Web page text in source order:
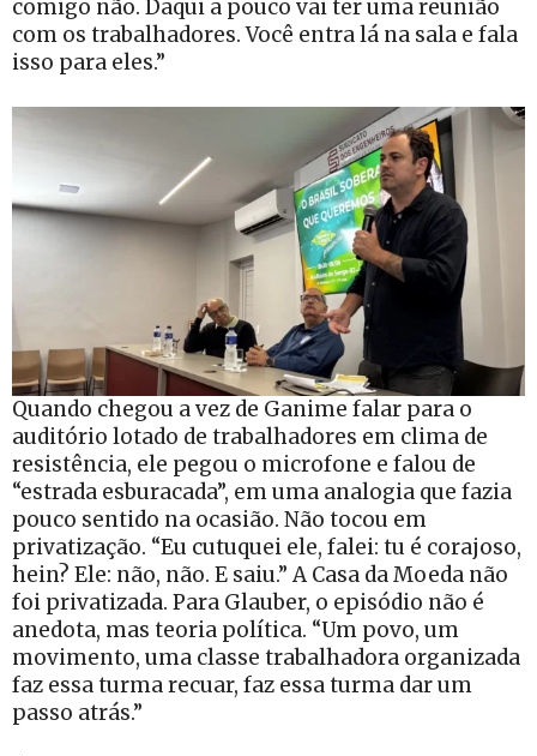
comigo não. Daqui a pouco vai ter uma reunião
com os trabalhadores. Você entra lá na sala e fala
isso para eles.”
Quando chegou a vez de Ganime falar para o
auditório lotado de trabalhadores em clima de
resistência, ele pegou o microfone e falou de
“estrada esburacada”, em uma analogia que fazia
pouco sentido na ocasião. Não tocou em
privatização. “Eu cutuquei ele, falei: tu é corajoso,
hein? Ele: não, não. E saiu.” A Casa da Moeda não
foi privatizada. Para Glauber, o episódio não é
anedota, mas teoria política. “Um povo, um
movimento, uma classe trabalhadora organizada
faz essa turma recuar, faz essa turma dar um
passo atrás.”